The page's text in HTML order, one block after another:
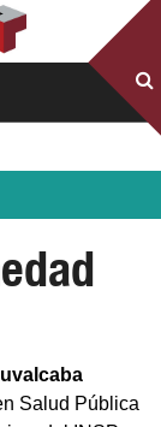
Salud Pública